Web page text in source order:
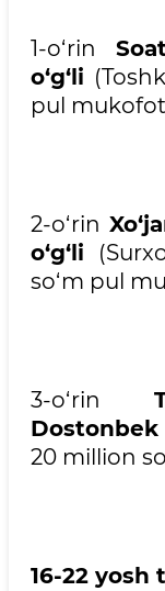
1-o‘rin
o‘g‘li
pul
2-o‘rin
o‘g‘li
so‘m pul
3-o‘rin
Dostonbek
20 million
16-22 yosh